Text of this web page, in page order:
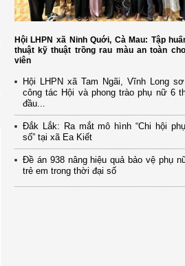
Hội LHPN xã Ninh Quới, Cà Mau: Tập
thuật kỹ thuật trồng rau màu an toàn
viên
Hội LHPN xã Tam Ngãi, Vĩnh Long
công tác Hội và phong trào phụ nữ 6
đầu...
Đắk Lắk: Ra mắt mô hình “Chi hội
số” tại xã Ea Kiết
Đề án 938 nâng hiệu quả bảo vệ phụ
trẻ em trong thời đại số